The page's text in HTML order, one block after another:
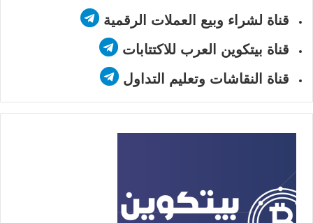
قناة لشراء وبيع العملات الرقمية
قناة بيتكوين العرب للاكتتابات
قناة النقاشات وتعليم التداول